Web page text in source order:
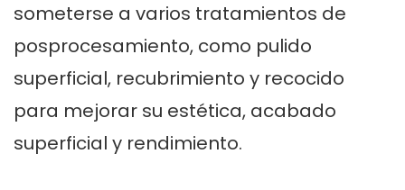
someterse a varios tratamientos de
posprocesamiento, como pulido
superficial, recubrimiento y recocido
para mejorar su estética, acabado
superficial y rendimiento.